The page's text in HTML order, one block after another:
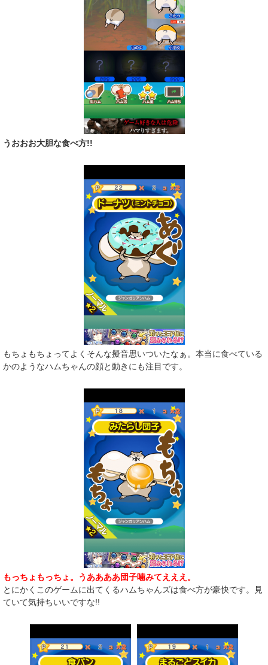
うおおお大胆な食べ方!!
もちょもちょってよくそんな擬音思いついたなぁ。本当に食べている
かのようなハムちゃんの顔と動きにも注目です。
もっちょもっちょ。うああああ団子噛みてえええ。
とにかくこのゲームに出てくるハムちゃんズは食べ方が豪快です。見
ていて気持ちいいですな!!